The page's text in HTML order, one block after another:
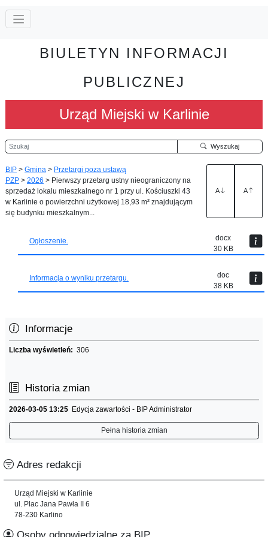
BIULETYN INFORMACJI
PUBLICZNEJ
Urząd Miejski w Karlinie
Szukaj Wyszukaj
BIP > Gmina > Przetargi poza ustawą
PZP > 2026 > Pierwszy przetarg ustny nieograniczony na
sprzedaż lokalu mieszkalnego nr 1 przy ul. Kościuszki 43
w Karlinie o powierzchni użytkowej 18,93 m² znajdującym
się budynku mieszkalnym...
A A
Ogłoszenie.
docx
30 KB
Informacja o wyniku przetargu.
doc
38 KB
Informacje
Liczba wyświetleń: 306
Historia zmian
2026-03-05 13:25 Edycja zawartości - BIP Administrator
Pełna historia zmian
Adres redakcji
Urząd Miejski w Karlinie
ul. Plac Jana Pawła II 6
78-230 Karlino
Osoby odpowiedzialne za BIP